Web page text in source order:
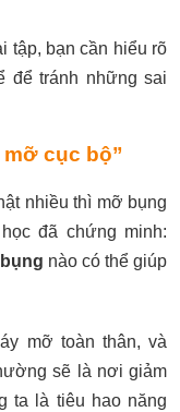
tập, bạn cần hiểu rõ
để tránh những sai
cục bộ”
nhiều thì mỡ bụng
đã chứng minh:
nào có thể giúp
mỡ toàn thân, và
sẽ là nơi giảm
ta là tiêu hao năng